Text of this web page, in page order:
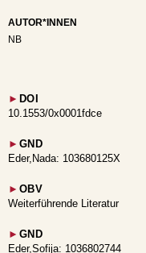
AUTOR*INNEN
NB
► DOI
10.1553/0x0001fdce
► GND
Eder,Nada: 103680125X
► OBV
Weiterführende Literatur
► GND
Eder,Sofija: 1036802744